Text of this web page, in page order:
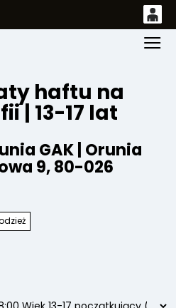
haftu na
| 13-17 lat
GAK | Orunia
9,80-026